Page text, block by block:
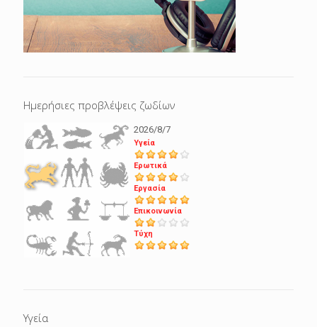
Ημερήσιες προβλέψεις ζωδίων
2026/8/7
Υγεία
Ερωτικά
Εργασία
Επικοινωνία
Τύχη
Υγεία